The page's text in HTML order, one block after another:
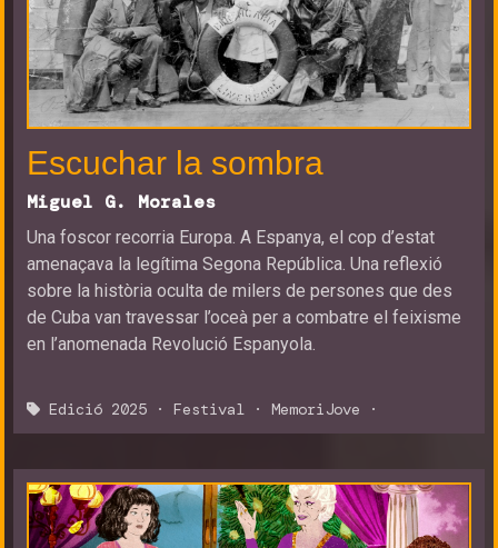
Escuchar la sombra
Miguel G. Morales
Una foscor recorria Europa. A Espanya, el cop d’estat
amenaçava la legítima Segona República. Una reflexió
sobre la història oculta de milers de persones que des
de Cuba van travessar l’oceà per a combatre el feixisme
en l’anomenada Revolució Espanyola.
Edició 2025 · Festival · MemoriJove ·